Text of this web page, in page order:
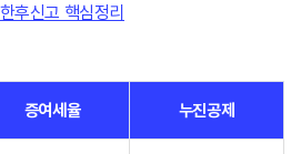
후신고 핵심정리
증여세율 누진공제